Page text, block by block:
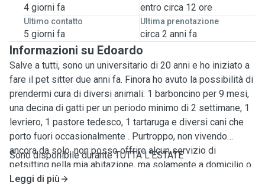
4 giorni fa entro circa 12 ore
Ultimo contatto
5 giorni fa
Ultima prenotazione
circa 2 anni fa
Informazioni su Edoardo
Salve a tutti, sono un universitario di 20 anni e ho iniziato a
fare il pet sitter due anni fa. Finora ho avuto la possibilità di
prendermi cura di diversi animali: 1 barboncino per 9 mesi,
una decina di gatti per un periodo minimo di 2 settimane, 1
levriero, 1 pastore tedesco, 1 tartaruga e diversi cani che
porto fuori occasionalmente . Purtroppo, non vivendo
ancora da solo, non posso offrire alcun servizio di
petsitting nella mia abitazione, ma solamente a domicilio o
all'aria aperta per eventuali passeggiate/ attività di svago
Sono disponibile durante TUTTA L'ESTATE
Leggi di più